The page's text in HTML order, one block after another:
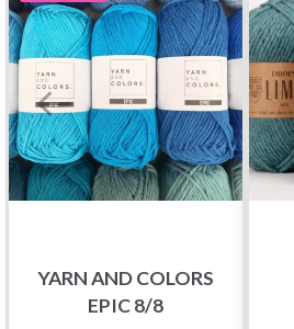
YARN AND COLORS
EPIC 8/8